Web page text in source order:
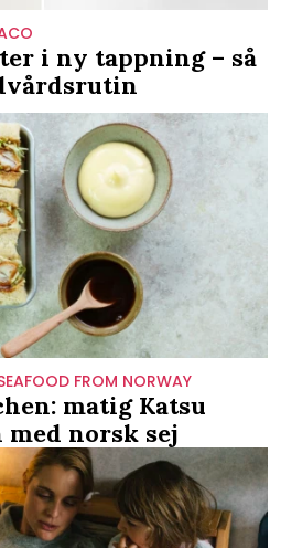
i ny tappning – så
FROM NORWAY
matig Katsu
norsk sej